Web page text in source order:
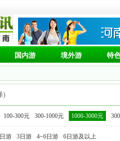
国内游 境外游 特
)
100-300元 300-1000元 1000-3000元
游 3日游 4~6日游 6日游及以上